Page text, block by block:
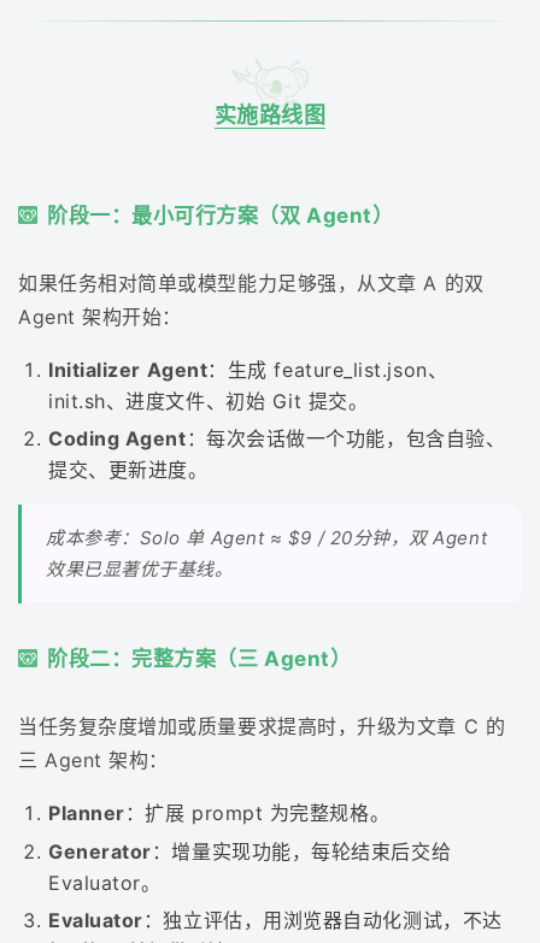
实施路线图
阶段一：最小可行方案（双 Agent）
如果任务相对简单或模型能力足够强，从文章 A 的双
Agent 架构开始：
Initializer Agent：生成 feature_list.json、
init.sh、进度文件、初始 Git 提交。
Coding Agent ：每次会话做一个功能，包含自验、
提交、更新进度。
成本参考：Solo 单 Agent ≈ $9 / 20分钟，双 Agent
效果已显著优于基线。
阶段二：完整方案（三 Agent）
当任务复杂度增加或质量要求提高时，升级为文章 C 的
三 Agent 架构：
Planner ：扩展 prompt 为完整规格。
Generator ：增量实现功能，每轮结束后交给
Evaluator。
Evaluator ：独立评估，用浏览器自动化测试，不达